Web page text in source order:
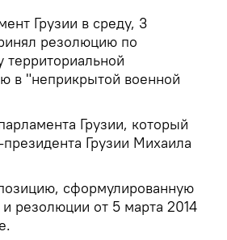
Грузии в среду, 3
резолюцию по
территориальной
в "неприкрытой военной
Грузии, который
Грузии Михаила
сформулированную
и резолюции от 5 марта 2014